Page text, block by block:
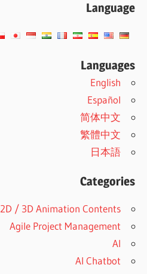
Language
Languages
English
Español
简体中文
繁體中文
日本語
Categories
2D / 3D Animation Contents
Agile Project Management
AI
AI Chatbot